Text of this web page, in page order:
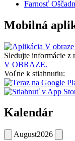
Farnosť
Mobilná
Sledujte informácie z
V OBRAZE.
Voľne k stiahnutiu:
Kalendár
August2026